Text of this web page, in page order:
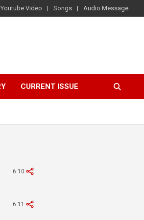
Youtube Video Songs Audio Message
CURRENT ISSUE
6:10
6:11